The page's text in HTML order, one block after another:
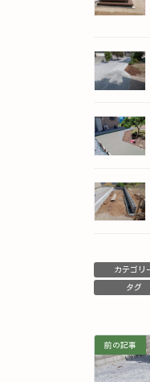
カテゴリ
タグ
前の記事